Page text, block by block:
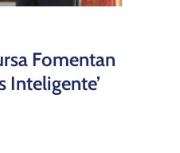
Fomentan
Inteligente’